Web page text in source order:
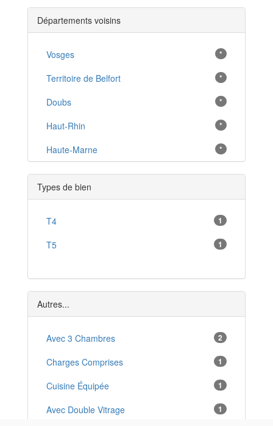
Jussey *
Dampierre-sur-Salon *
Port-sur-Saône *
Arc-lès-Gray *
Champagney *
Gy *
Vauvillers *
Lavoncourt *
Champlitte *
Vellefaux *
Villersexel *
Combeaufontaine *
Plancher-Bas *
Faucogney-et-la-Mer *
Départements voisins
Vosges *
Territoire de Belfort *
Doubs *
Haut-Rhin *
Haute-Marne *
Types de bien
T4 1
T5 1
Autres...
Avec 3 Chambres 2
Charges Comprises 1
Cuisine Équipée 1
Avec Double Vitrage 1